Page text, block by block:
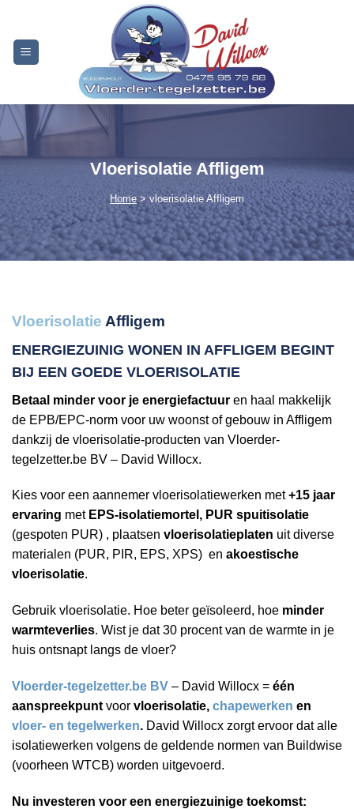
content
Vloerisolatie Affligem
Home> vloerisolatie Affligem
Vloerisolatie Affligem
ENERGIEZUINIG WONEN IN AFFLIGEM BEGINT
BIJ EEN GOEDE VLOERISOLATIE
Betaal minder voor je energiefactuur en haal makkelijk
de EPB/EPC-norm voor uw woonst of gebouw in Affligem
dankzij de vloerisolatie-producten van Vloerder-
tegelzetter.be BV – David Willocx.
Kies voor een aannemer vloerisolatiewerken met+15 jaar
ervaring met EPS-isolatiemortel, PUR spuitisolatie
(gespoten PUR) , plaatsen vloerisolatieplaten uit diverse
materialen (PUR, PIR, EPS, XPS) en akoestische
vloerisolatie.
Gebruik vloerisolatie. Hoe beter geïsoleerd, hoe minder
warmteverlies. Wist je dat 30 procent van de warmte in je
huis ontsnapt langs de vloer?
Vloerder-tegelzetter.be BV – David Willocx = één
aanspreekpunt voor vloerisolatie, chapewerken en
vloer- en tegelwerken. David Willocx zorgt ervoor dat alle
isolatiewerken volgens de geldende normen van Buildwise
(voorheen WTCB) worden uitgevoerd.
Nu investeren voor een energiezuinige toekomst: